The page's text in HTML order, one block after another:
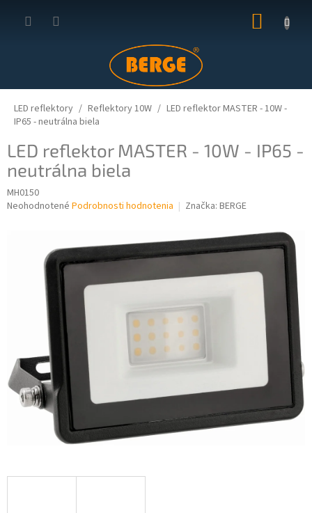
KOŠÍK
LED reflektory Reflektory 10W
LED reflektor MASTER - 10W -
IP65 - neutrálna biela
LED reflektor MASTER - 10W - IP65 -
neutrálna biela
MH0150
Priemerné
hviezdičiek.
Neohodnotené Podrobnosti hodnotenia Značka: BERGE